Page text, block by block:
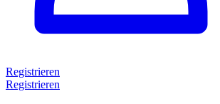
Registrieren
Registrieren